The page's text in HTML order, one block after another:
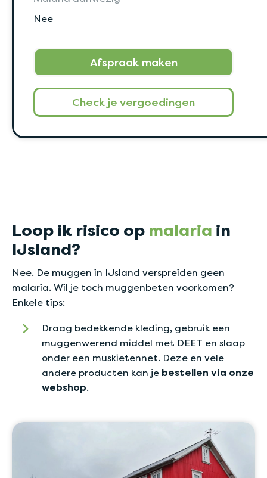
Nee
Afspraak maken
Check je vergoedingen
Loop ik risico op malaria in
IJsland?
Nee. De muggen in IJsland verspreiden geen
malaria. Wil je toch muggenbeten voorkomen?
Enkele tips:
Draag bedekkende kleding, gebruik een
muggenwerend middel met DEET en slaap
onder een muskietennet. Deze en vele
andere producten kan je bestellen via onze
webshop.